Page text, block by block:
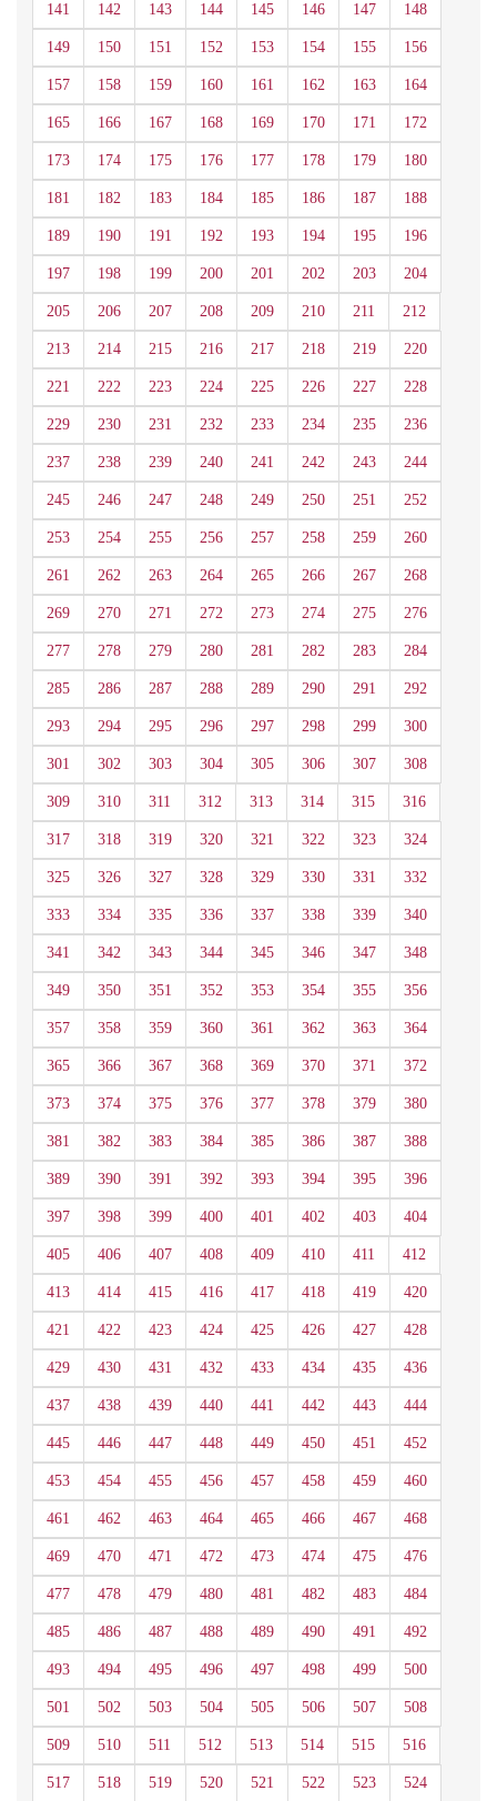
141 142 143 144 145 146 147 148
149 150 151 152 153 154 155 156
157 158 159 160 161 162 163 164
165 166 167 168 169 170 171 172
173 174 175 176 177 178 179 180
181 182 183 184 185 186 187 188
189 190 191 192 193 194 195 196
197 198 199 200 201 202 203 204
205 206 207 208 209 210 211 212
213 214 215 216 217 218 219 220
221 222 223 224 225 226 227 228
229 230 231 232 233 234 235 236
237 238 239 240 241 242 243 244
245 246 247 248 249 250 251 252
253 254 255 256 257 258 259 260
261 262 263 264 265 266 267 268
269 270 271 272 273 274 275 276
277 278 279 280 281 282 283 284
285 286 287 288 289 290 291 292
293 294 295 296 297 298 299 300
301 302 303 304 305 306 307 308
309 310 311 312 313 314 315 316
317 318 319 320 321 322 323 324
325 326 327 328 329 330 331 332
333 334 335 336 337 338 339 340
341 342 343 344 345 346 347 348
349 350 351 352 353 354 355 356
357 358 359 360 361 362 363 364
365 366 367 368 369 370 371 372
373 374 375 376 377 378 379 380
381 382 383 384 385 386 387 388
389 390 391 392 393 394 395 396
397 398 399 400 401 402 403 404
405 406 407 408 409 410 411 412
413 414 415 416 417 418 419 420
421 422 423 424 425 426 427 428
429 430 431 432 433 434 435 436
437 438 439 440 441 442 443 444
445 446 447 448 449 450 451 452
453 454 455 456 457 458 459 460
461 462 463 464 465 466 467 468
469 470 471 472 473 474 475 476
477 478 479 480 481 482 483 484
485 486 487 488 489 490 491 492
493 494 495 496 497 498 499 500
501 502 503 504 505 506 507 508
509 510 511 512 513 514 515 516
517 518 519 520 521 522 523 524